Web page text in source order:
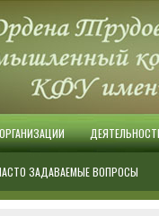
ЗАДАВАЕМЫЕ ВОПРОСЫ